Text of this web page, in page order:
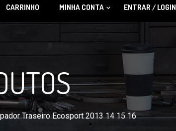
CARRINHO MINHA CONTA ENTRAR / LOGIN
Traseiro Ecosport 2013 14 15 16